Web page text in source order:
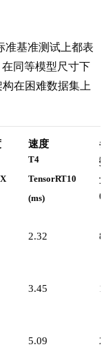
准基准测试上都表
同等模型尺寸下
在困难数据集上
速度
T4
TensorRT10
(ms)
2.32
3.45
5.09